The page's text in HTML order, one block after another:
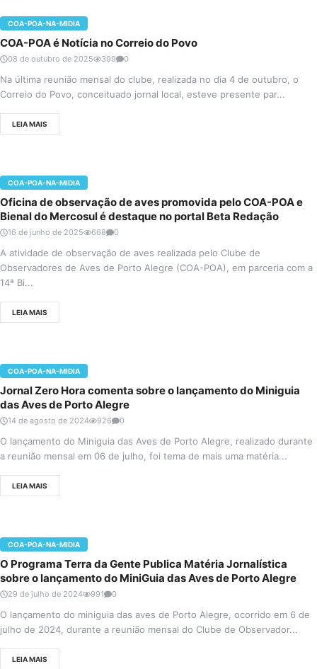
COA-POA-NA-MIDIA
COA-POA é Notícia no Correio do Povo
08 de outubro de 2025 399 0
Na última reunião mensal do clube, realizada no dia 4 de outubro, o
Correio do Povo, conceituado jornal local, esteve presente par...
LEIA MAIS
COA-POA-NA-MIDIA
Oficina de observação de aves promovida pelo COA-POA e
Bienal do Mercosul é destaque no portal Beta Redação
16 de junho de 2025 668 0
A atividade de observação de aves realizada pelo Clube de
Observadores de Aves de Porto Alegre (COA-POA), em parceria com a
14ª Bi...
LEIA MAIS
COA-POA-NA-MIDIA
Jornal Zero Hora comenta sobre o lançamento do Miniguia
das Aves de Porto Alegre
14 de agosto de 2024 926 0
O lançamento do Miniguia das Aves de Porto Alegre, realizado durante
a reunião mensal em 06 de julho, foi tema de mais uma matéria...
LEIA MAIS
COA-POA-NA-MIDIA
O Programa Terra da Gente Publica Matéria Jornalística
sobre o lançamento do MiniGuia das Aves de Porto Alegre
29 de julho de 2024 991 0
O lançamento do miniguia das aves de Porto Alegre, ocorrido em 6 de
julho de 2024, durante a reunião mensal do Clube de Observador...
LEIA MAIS